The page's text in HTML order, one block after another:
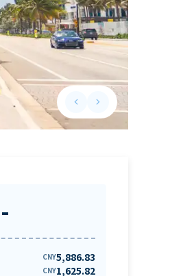
keyboard_arrow_leftPrevious slide
keyboard_arrow_rightNext slide
-
CNY5,886.83
CNY1,625.82